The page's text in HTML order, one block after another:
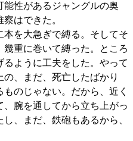
能性があるジャングルの奥
はできた。
を大急ぎで縛る。そしてそ
重に巻いて縛った。ところ
ように工夫をした。やって
、まだ、死亡したばかり
のじゃない。だから、近く
腕を通してから立ち上がっ
、まだ、鉄砲もあるから、